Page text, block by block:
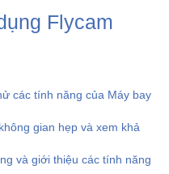
Flycam
các tính năng của Máy bay
gian hẹp và xem khả
và giới thiệu các tính năng